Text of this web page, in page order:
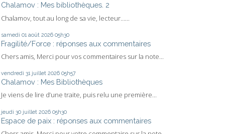
Chalamov : Mes bibliothèques. 2
Chalamov, tout au long de sa vie, lecteur…...
samedi 01 août 2026 05h30
Fragilité/Force : réponses aux commentaires
Chers amis, Merci pour vos commentaires sur la note...
vendredi 31 juillet 2026 05h57
Chalamov : Mes Bibliothèques
Je viens de lire d’une traite, puis relu une première...
jeudi 30 juillet 2026 05h30
Espace de paix : réponses aux commentaires